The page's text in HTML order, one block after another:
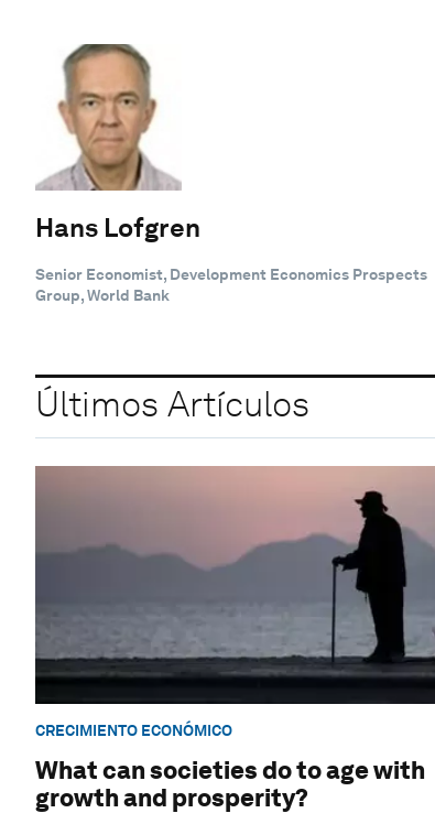
Hans Lofgren
Senior Economist, Development Economics Prospects
Group, World Bank
Últimos Artículos
CRECIMIENTO ECONÓMICO
What can societies do to age with
growth and prosperity?